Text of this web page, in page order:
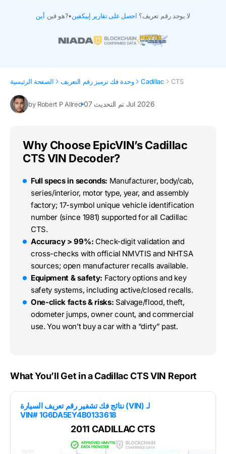
أين هو فين?• لا يوجد رقم تعريف؟ احصل على تقارير إبيكفين
الصفحة الرئيسية وحدة فك ترميز رقم التعريف Cadillac CTS
by Robert P Allred تم التحديث 07 Jul 2026
Why Choose EpicVIN’s Cadillac
CTS VIN Decoder?
Full specs in seconds: Manufacturer, body/cab,
series/interior, motor type, year, and assembly
factory; 17-symbol unique vehicle identification
number (since 1981) supported for all Cadillac
CTS.
Accuracy > 99%: Check-digit validation and
cross-checks with official NMVTIS and NHTSA
sources; open manufacturer recalls available.
Equipment & safety: Factory options and key
safety systems, including active/closed recalls.
One-click facts & risks: Salvage/flood, theft,
odometer jumps, owner count, and commercial
use. You won’t buy a car with a “dirty” past.
What You’ll Get in a Cadillac CTS VIN Report
نتائج فك تشفير رقم تعريف السيارة (VIN) لـ
VIN# 1G6DA5EY4B0133618
2011 CADILLAC CTS